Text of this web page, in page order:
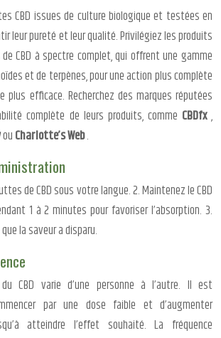
CBD issues de culture biologique et testées en
leur pureté et leur qualité. Privilégiez les produits
CBD à spectre complet, qui offrent une gamme
et de terpènes, pour une action plus complète
efficace. Recherchez des marques réputées
complète de leurs produits, comme CBDfx,
ouCharlotte’s Web.
de CBD sous votre langue. 2. Maintenez le CBD
1 à 2 minutes pour favoriser l’absorption. 3.
la saveur a disparu.
CBD varie d’une personne à l’autre. Il est
par une dose faible et d’augmenter
atteindre l’effet souhaité. La fréquence